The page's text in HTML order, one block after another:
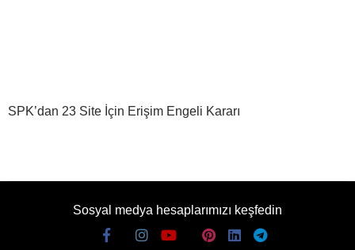
SPK’dan 23 Site İçin Erişim Engeli Kararı
Sosyal medya hesaplarımızı keşfedin